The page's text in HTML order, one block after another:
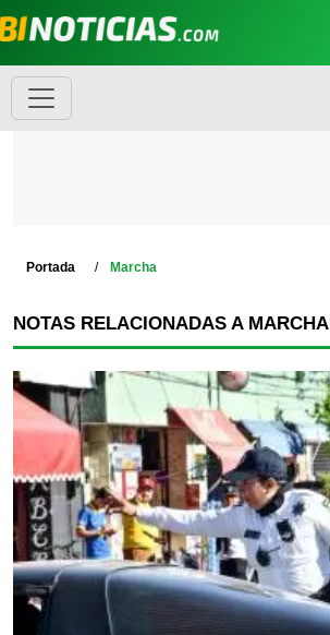
Portada Marcha
NOTAS RELACIONADAS A MARCHA